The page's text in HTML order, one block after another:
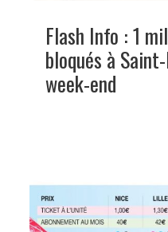
Flash Info : 1
bloqués à
week-end